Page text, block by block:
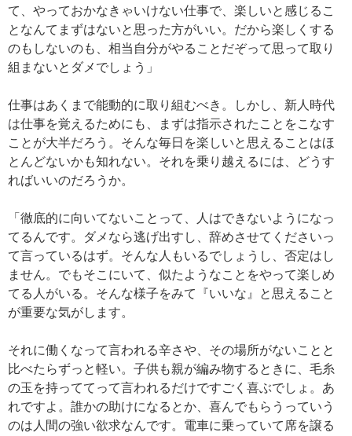
て、やっておかなきゃいけない仕事で、楽しいと感じるこ
となんてまずはないと思った方がいい。だから楽しくする
のもしないのも、相当自分がやることだぞって思って取り
組まないとダメでしょう」
仕事はあくまで能動的に取り組むべき。しかし、新人時代
は仕事を覚えるためにも、まずは指示されたことをこなす
ことが大半だろう。そんな毎日を楽しいと思えることはほ
とんどないかも知れない。それを乗り越えるには、どうす
ればいいのだろうか。
「徹底的に向いてないことって、人はできないようになっ
てるんです。ダメなら逃げ出すし、辞めさせてくださいっ
て言っているはず。そんな人もいるでしょうし、否定はし
ません。でもそこにいて、似たようなことをやって楽しめ
てる人がいる。そんな様子をみて『いいな』と思えること
が重要な気がします。
それに働くなって言われる辛さや、その場所がないことと
比べたらずっと軽い。子供も親が編み物するときに、毛糸
の玉を持っててって言われるだけですごく喜ぶでしょ。あ
れですよ。誰かの助けになるとか、喜んでもらうっていう
のは人間の強い欲求なんです。電車に乗っていて席を譲る